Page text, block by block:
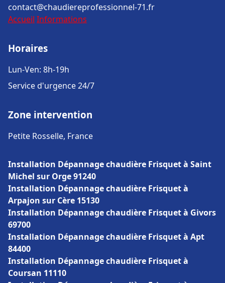
contact@chaudiereprofessionnel-71.fr
Accueil Informations
Horaires
Lun-Ven: 8h-19h
Service d'urgence 24/7
Zone intervention
Petite Rosselle, France
Installation Dépannage chaudière Frisquet à Saint
Michel sur Orge 91240
Installation Dépannage chaudière Frisquet à
Arpajon sur Cère 15130
Installation Dépannage chaudière Frisquet à Givors
69700
Installation Dépannage chaudière Frisquet à Apt
84400
Installation Dépannage chaudière Frisquet à
Coursan 11110